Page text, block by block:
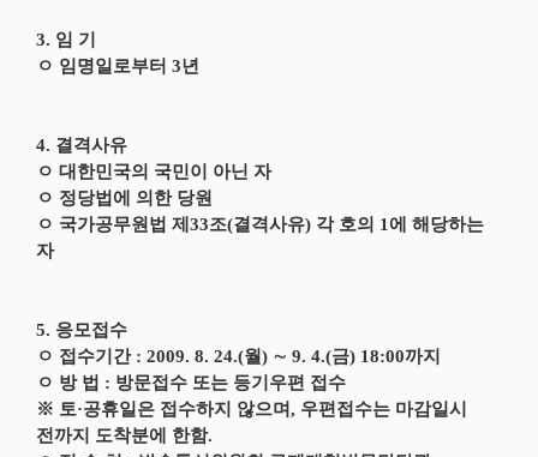
3. 임 기
ㅇ 임명일로부터 3년
4. 결격사유
ㅇ 대한민국의 국민이 아닌 자
ㅇ 정당법에 의한 당원
ㅇ 국가공무원법 제33조(결격사유) 각 호의 1에 해당하는
자
5. 응모접수
ㅇ 접수기간 : 2009. 8. 24.(월) ∼ 9. 4.(금) 18:00까지
ㅇ 방 법 : 방문접수 또는 등기우편 접수
※ 토·공휴일은 접수하지 않으며, 우편접수는 마감일시
전까지 도착분에 한함.